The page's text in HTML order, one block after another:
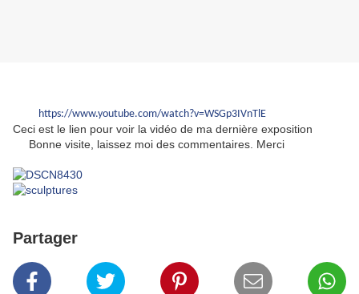
https://www.youtube.com/watch?v=WSGp3IVnTlE
Ceci est le lien pour voir la vidéo de ma dernière exposition
Bonne visite, laissez moi des commentaires. Merci
Partager